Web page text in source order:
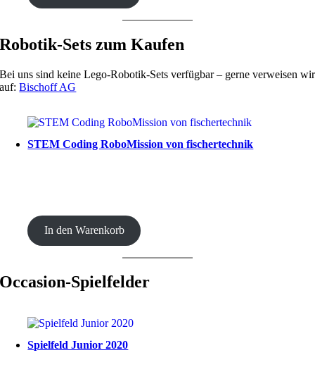
Robotik-Sets zum Kaufen
Bei uns sind keine Lego-Robotik-Sets verfügbar – gerne verweisen wir
auf:Bischoff AG
STEM Coding RoboMission von fischertechnik
In den Warenkorb
Occasion-Spielfelder
Spielfeld Junior 2020